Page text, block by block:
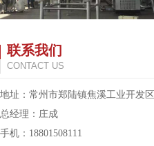
联系我们
CONTACT US
地址：常州市郑陆镇焦溪工业开发区
总经理：庄成
手机：18801508111